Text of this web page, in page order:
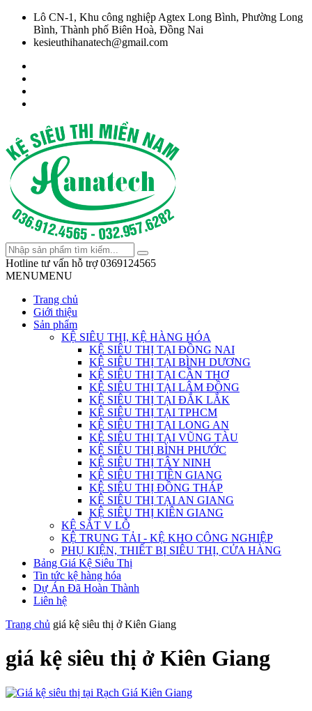
Lô CN-1, Khu công nghiệp Agtex Long Bình, Phường Long
Bình, Thành phố Biên Hoà, Đồng Nai
kesieuthihanatech@gmail.com
Hotline tư vấn hỗ trợ 0369124565
MENUMENU
Trang chủ
Giới thiệu
Sản phẩm
KỆ SIÊU THỊ, KỆ HÀNG HÓA
KỆ SIÊU THỊ TẠI ĐỒNG NAI
KỆ SIÊU THỊ TẠI BÌNH DƯƠNG
KỆ SIÊU THỊ TẠI CẦN THƠ
KỆ SIÊU THỊ TẠI LÂM ĐỒNG
KỆ SIÊU THỊ TẠI ĐẮK LẮK
KỆ SIÊU THỊ TẠI TPHCM
KỆ SIÊU THỊ TẠI LONG AN
KỆ SIÊU THỊ TẠI VŨNG TÀU
KỆ SIÊU THỊ BÌNH PHƯỚC
KỆ SIÊU THỊ TÂY NINH
KỆ SIÊU THỊ TIỀN GIANG
KỆ SIÊU THỊ ĐỒNG THÁP
KỆ SIÊU THỊ TẠI AN GIANG
KỆ SIÊU THỊ KIÊN GIANG
KỆ SẮT V LỖ
KỆ TRUNG TẢI - KỆ KHO CÔNG NGHIỆP
PHỤ KIỆN, THIẾT BỊ SIÊU THỊ, CỬA HÀNG
Bảng Giá Kệ Siêu Thị
Tin tức kệ hàng hóa
Dự Án Đã Hoàn Thành
Liên hệ
Trang chủ giá kệ siêu thị ở Kiên Giang
giá kệ siêu thị ở Kiên Giang